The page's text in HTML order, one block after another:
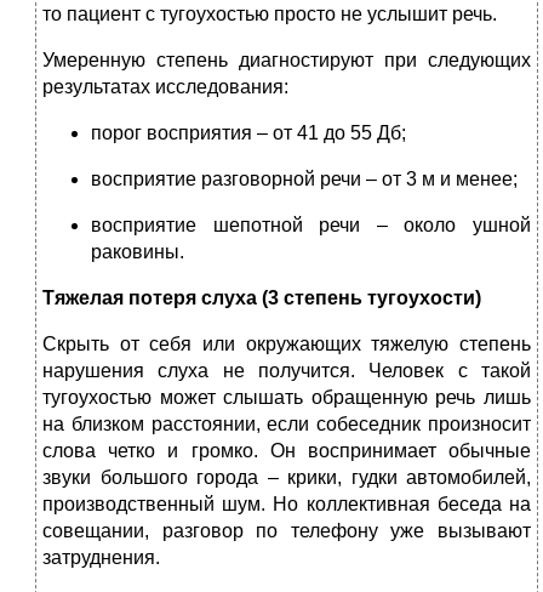
то пациент с тугоухостью просто не услышит речь.
Умеренную степень диагностируют при следующих
результатах исследования:
порог восприятия – от 41 до 55 Дб;
восприятие разговорной речи – от 3 м и менее;
восприятие шепотной речи – около ушной
раковины.
Тяжелая потеря слуха (3 степень тугоухости)
Скрыть от себя или окружающих тяжелую степень
нарушения слуха не получится. Человек с такой
тугоухостью может слышать обращенную речь лишь
на близком расстоянии, если собеседник произносит
слова четко и громко. Он воспринимает обычные
звуки большого города – крики, гудки автомобилей,
производственный шум. Но коллективная беседа на
совещании, разговор по телефону уже вызывают
затруднения.